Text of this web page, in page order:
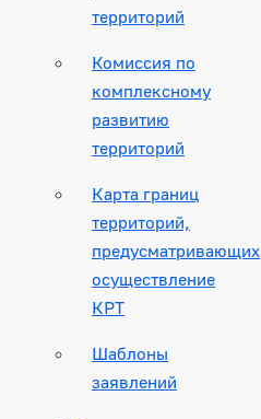
территорий
Комиссия по
комплексному
развитию
территорий
Карта границ
территорий,
предусматривающих
осуществление
КРТ
Шаблоны
заявлений